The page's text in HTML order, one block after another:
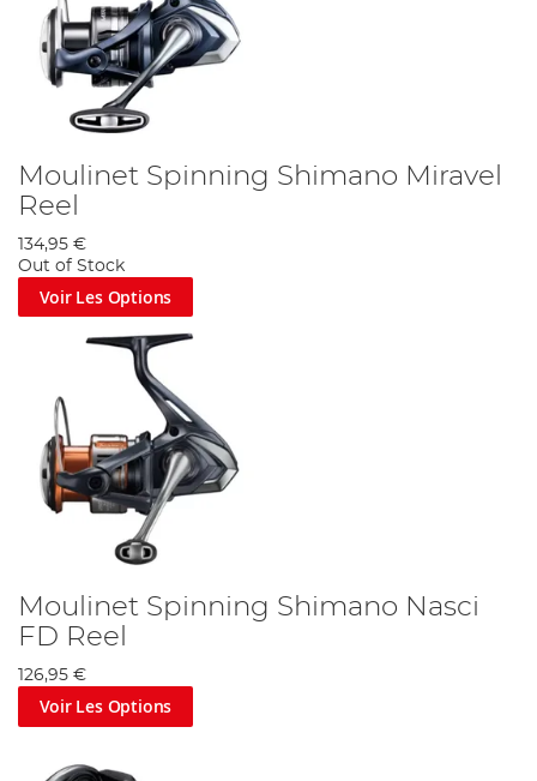
Moulinet Spinning Shimano Miravel
Reel
134,95 €
Out of Stock
Voir Les Options
Moulinet Spinning Shimano Nasci
FD Reel
126,95 €
Voir Les Options